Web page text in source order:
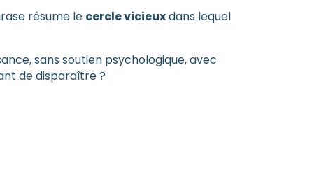
résume le cercle vicieuxdans lequel
sans soutien psychologique, avec
de disparaître ?